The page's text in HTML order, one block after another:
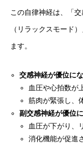
この自律神経は、「
（リラックスモード
ます。
交感神経が優位に
血圧や心拍数が
筋肉が緊張し、
副交感神経が優位
血圧が下がり、
消化機能が促進